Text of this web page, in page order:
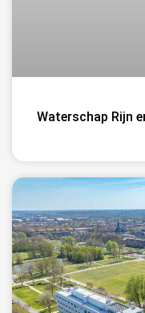
Waterschap Rijn